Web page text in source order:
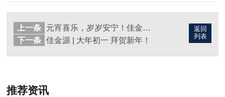
返回
列表
上一条
元宵喜乐，岁岁安宁！佳金源祝您元宵节快乐！
下一条
佳金源 | 大年初一 拜贺新年！
推荐资讯